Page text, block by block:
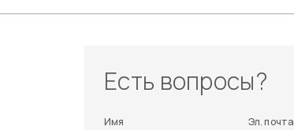
Есть вопросы?
Имя Эл. почта